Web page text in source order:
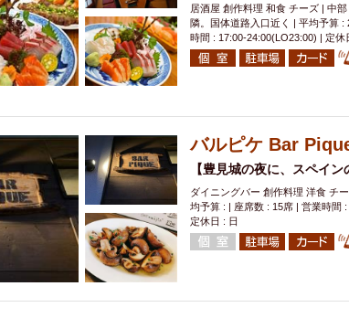
ソファー
激辛料理 石垣牛 アヒージョ アサヒ
ファーストフード
スペシャルディナー ホルモン(もつ)
スクリーン
スペインバル・イタリアンバール 食べ放題
餃子
キリン 分煙 少人数貸切(15名以下から) 島野菜
焼肉 電気ブラン エビスビール ウェディ
マイク
サッポロ 昼宴会 イベリコ豚 山盛、メガ盛
市立病院前駅周辺
中華 お好み焼き・もんじゃ オーガ
綺麗orお洒落なトイレ
ランチバイキング
クラフトビール
鉄板焼き 幹事様特典 おばんざい
秋限定メニュー
ラクレット
赤嶺駅周辺 シードル 那覇空港駅周辺
居酒屋 創作料理 和食 チーズ | 中
隣。国体道路入口近く | 平均予算 :
時間 : 17:00-24:00(LO23:00) | 定休
バルピケ Bar
【豊見城の夜に、スペイ
ダイニングバー 創作料理 洋食 チ
均予算 : | 座席数 : 15席 | 営業時間
定休日 : 日